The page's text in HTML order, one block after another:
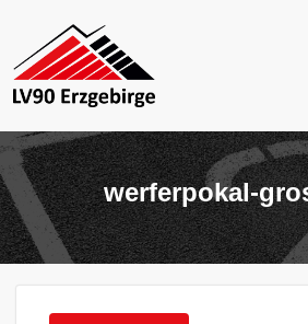
springen
werferpokal-